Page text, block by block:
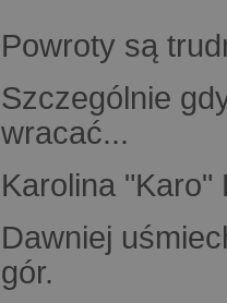
Powroty są
Szczególnie
wracać...
Karolina "Karo"
Dawniej
gór.